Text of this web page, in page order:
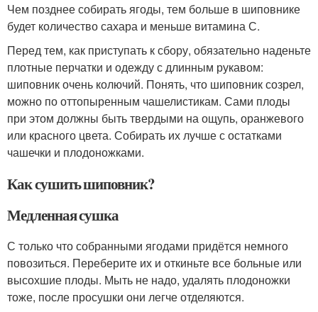
Чем позднее собирать ягоды, тем больше в шиповнике
будет количество сахара и меньше витамина С.
Перед тем, как приступать к сбору, обязательно наденьте
плотные перчатки и одежду с длинным рукавом:
шиповник очень колючий. Понять, что шиповник созрел,
можно по оттопыренным чашелистикам. Сами плоды
при этом должны быть твердыми на ощупь, оранжевого
или красного цвета. Собирать их лучше с остатками
чашечки и плодоножками.
Как сушить шиповник?
Медленная сушка
С только что собранными ягодами придётся немного
повозиться. Переберите их и откиньте все больные или
высохшие плоды. Мыть не надо, удалять плодоножки
тоже, после просушки они легче отделяются.